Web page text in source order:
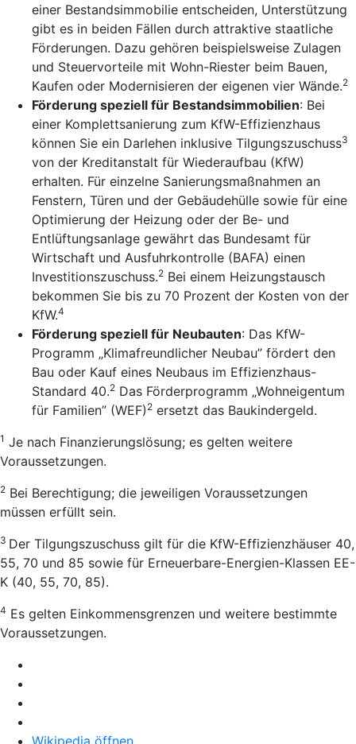
einer Bestandsimmobilie entscheiden, Unterstützung
gibt es in beiden Fällen durch attraktive staatliche
Förderungen. Dazu gehören beispielsweise Zulagen
und Steuervorteile mit Wohn-Riester beim Bauen,
Kaufen oder Modernisieren der eigenen vier Wände.2
Förderung speziell für Bestandsimmobilien: Bei
einer Komplettsanierung zum KfW-Effizienzhaus
können Sie ein Darlehen inklusive Tilgungszuschuss3
von der Kreditanstalt für Wiederaufbau (KfW)
erhalten. Für einzelne Sanierungsmaßnahmen an
Fenstern, Türen und der Gebäudehülle sowie für eine
Optimierung der Heizung oder der Be- und
Entlüftungsanlage gewährt das Bundesamt für
Wirtschaft und Ausfuhrkontrolle (BAFA) einen
Investitionszuschuss.2 Bei einem Heizungstausch
bekommen Sie bis zu 70 Prozent der Kosten von der
KfW.4
Förderung speziell für Neubauten: Das KfW-
Programm „Klimafreundlicher Neubau” fördert den
Bau oder Kauf eines Neubaus im Effizienzhaus-
Standard 40.2 Das Förderprogramm „Wohneigentum
für Familien” (WEF) 2 ersetzt das Baukindergeld.
1 Je nach Finanzierungslösung; es gelten weitere
Voraussetzungen.
2 Bei Berechtigung; die jeweiligen Voraussetzungen
müssen erfüllt sein.
3 Der Tilgungszuschuss gilt für die KfW-Effizienzhäuser 40,
55, 70 und 85 sowie für Erneuerbare-Energien-Klassen EE-
K (40, 55, 70, 85).
4 Es gelten Einkommensgrenzen und weitere bestimmte
Voraussetzungen.